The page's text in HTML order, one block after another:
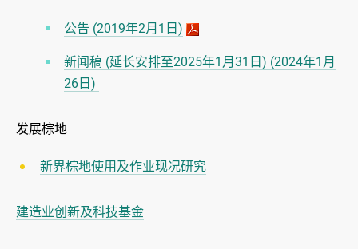
公告 (2019年2月1日)
新闻稿 (延长安排至2025年1月31日) (2024年1月
26日)
发展棕地
新界棕地使用及作业现况研究
建造业创新及科技基金